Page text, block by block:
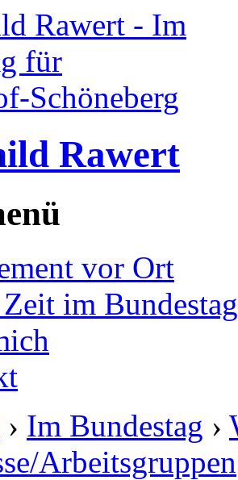
Rawert
vor Ort
im Bundestag
› Im Bundestag ›
Arbeitsgruppen